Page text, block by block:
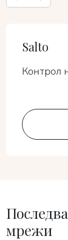
Salto
Контрол
мрежи